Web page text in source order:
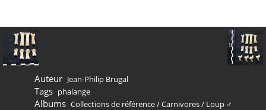
Auteur Jean-Philip Brugal
Tags phalange
Albums Collections de référence/Carnivores/ Loup ♂